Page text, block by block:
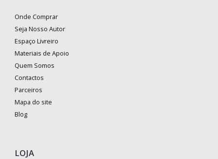
Onde Comprar
Seja Nosso Autor
Espaço Livreiro
Materiais de Apoio
Quem Somos
Contactos
Parceiros
Mapa do site
Blog
LOJA